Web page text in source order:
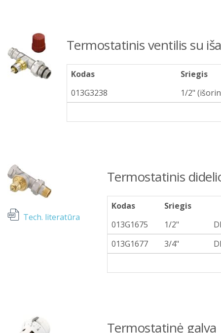
Termostatinis ventilis su
Kodas
Sriegis
013G3238
1/2"
Tech. literatūra
Termostatinis
Kodas
Sriegis
013G1675
1/2"
013G1677
3/4"
Termostatinė